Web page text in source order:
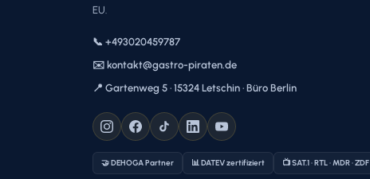
EU.
📞 +493020459787
✉️ kontakt@gastro-piraten.de
📍 Gartenweg 5 · 15324 Letschin · Büro Berlin
🤝 DEHOGA Partner 📊 DATEV zertifiziert 📺 SAT.1 · RTL · MDR · ZDF